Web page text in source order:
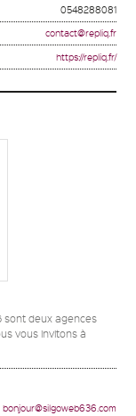
0548288081
contact@repliq.fr
https://repliq.fr/
sont deux agences
vous invitons à
bonjour@silgoweb636.com